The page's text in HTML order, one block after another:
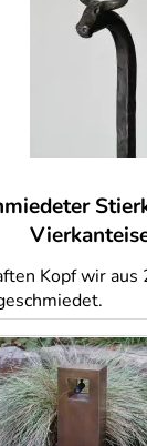
Kopf wir aus